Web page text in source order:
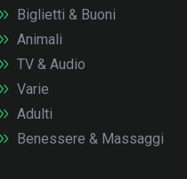
Biglietti & Buoni
Animali
TV & Audio
Varie
Adulti
Benessere & Massaggi